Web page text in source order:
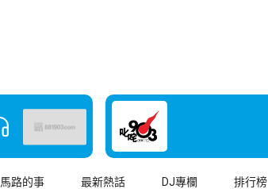
馬路的事 最新熱話 DJ專欄 排行榜